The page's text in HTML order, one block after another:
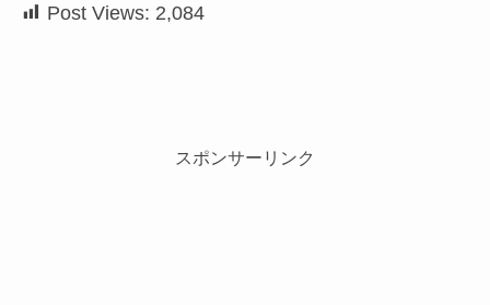
Post Views: 2,084
スポンサーリンク